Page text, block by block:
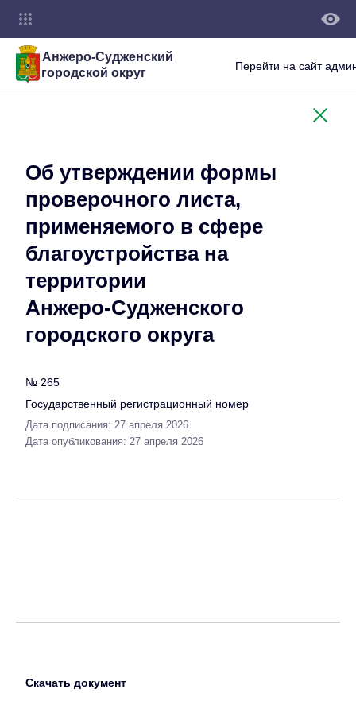
Анжеро-Судженский
городской округ
Перейти на сайт
Об утверждении формы
проверочного листа,
применяемого в сфере
благоустройства на
территории
Анжеро-Судженского
городского округа
№ 265
Государственный регистрационный номер
Дата подписания: 27 апреля 2026
Дата опубликования: 27 апреля 2026
Скачать документ